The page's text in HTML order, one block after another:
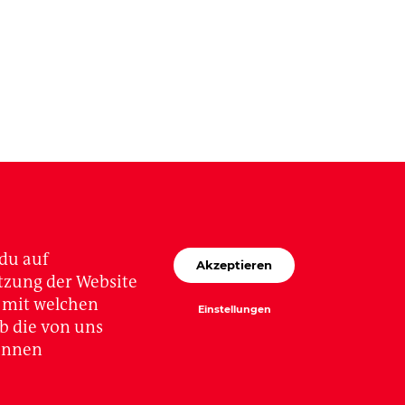
auf
der Website
mit welchen
die von uns
Akzeptieren
Einstellungen